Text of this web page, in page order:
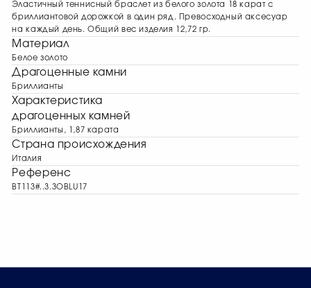
Эластичный теннисный браслет из белого золота 18 карат с
бриллиантовой дорожкой в один ряд. Превосходный аксесуар
на каждый день. Общий вес изделия 12,72 гр.
Материал
Белое золото
Драгоценные камни
Бриллианты
Характеристика
драгоценных камней
Бриллианты, 1,87 карата
Страна происхождения
Италия
Референс
BT113#..3.3OBLU17